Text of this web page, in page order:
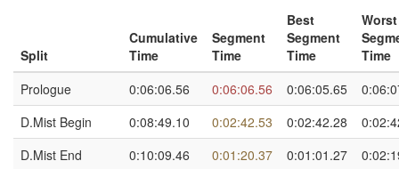
Split
Cumulative
Time
Segment
Time
Best
Segment
Time
Worst
Time
Prologue
0:06:06.56 0:06:06.56 0:06:05.65
D.Mist Begin
0:08:49.10 0:02:42.53 0:02:42.28
D.Mist End
0:10:09.46 0:01:20.37 0:01:01.27